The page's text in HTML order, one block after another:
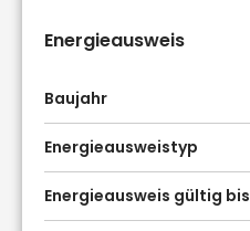
Energieausweis
Baujahr
Energieausweistyp
Energieausweis gültig bis